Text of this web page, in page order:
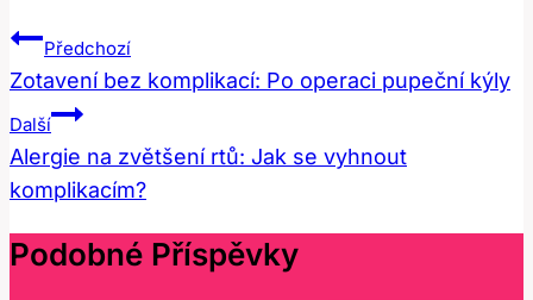
Navigace
Pro
Příspěvek
Předchozí
Zotavení bez komplikací: Po operaci pupeční kýly
Další
Alergie na zvětšení rtů: Jak se vyhnout
komplikacím?
Podobné Příspěvky